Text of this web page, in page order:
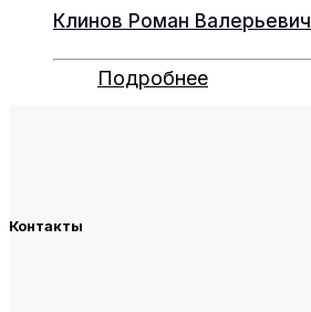
Клинов Роман Валерьевич
Подробнее
Контакты